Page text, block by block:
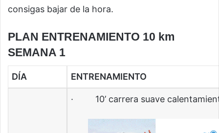
consigas bajar de la hora.
PLAN ENTRENAMIENTO 10 km
SEMANA 1
DÍA ENTRENAMIENTO
· 10’ carrera suave